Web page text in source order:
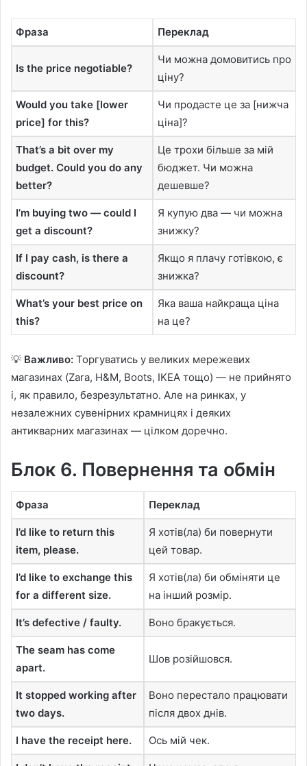
Фраза Переклад
Is the price negotiable?
Чи можна домовитись про
ціну?
Would you take [lower
price] for this?
Чи продасте це за [нижча
ціна]?
That’s a bit over my
budget. Could you do any
better?
Це трохи більше за мій
бюджет. Чи можна
дешевше?
I’m buying two — could I
get a discount?
Я купую два — чи можна
знижку?
If I pay cash, is there a
discount?
Якщо я плачу готівкою, є
знижка?
What’s your best price on
this?
Яка ваша найкраща ціна
на це?
💡 Важливо: Торгуватись у великих мережевих
магазинах (Zara, H&M, Boots, IKEA тощо) — не прийнято
і, як правило, безрезультатно. Але на ринках, у
незалежних сувенірних крамницях і деяких
антикварних магазинах — цілком доречно.
Блок 6. Повернення та обмін
Фраза Переклад
I’d like to return this
item, please.
Я хотів(ла) би повернути
цей товар.
I’d like to exchange this
for a different size.
Я хотів(ла) би обміняти це
на інший розмір.
It’s defective / faulty. Воно бракується.
The seam has come
apart.
Шов розійшовся.
It stopped working after
two days.
Воно перестало працювати
після двох днів.
I have the receipt here. Ось мій чек.